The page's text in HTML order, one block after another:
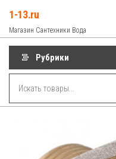
содержимому
1-13.ru
Магазин Сантехники Вода
Рубрики